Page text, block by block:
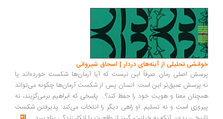
خوانشی تحلیلی از آینه‌های دردار | اسحاق شیروانی
پرسش اصلی رمان صرفاً این نیست که آیا آرمان‌ها شکست خورده‌اند یا
نه.پرسش عمیق‌تر این است: انسان پس از شکست آرمان‌ها چگونه می‌تواند
همچنان معنا و هویت خود را حفظ کند؟... پاسخی که ابراهیم برمی‌گزیند، نه
پیروزی است و نه تسلیم. او راهی دیگر را انتخاب می‌کند: پذیرفتن شکست